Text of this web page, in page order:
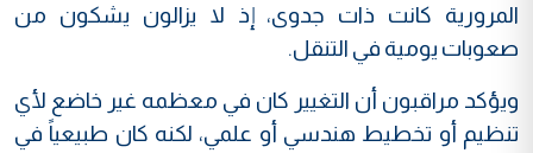
المرورية كانت ذات جدوى، إذ لا يزالون يشكون من
صعوبات يومية في التنقل.
ويؤكد مراقبون أن التغيير كان في معظمه غير خاضع لأي
تنظيم أو تخطيط هندسي أو علمي، لكنه كان طبيعياً في